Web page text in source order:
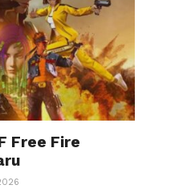
Free Fire